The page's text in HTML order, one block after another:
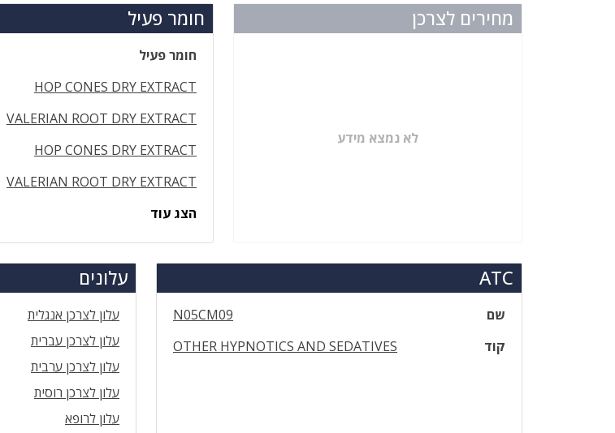
מחירים לצרכן
לא נמצא מידע
חומר פעיל
חומר פעיל
HOP CONES DRY EXTRACT
VALERIAN ROOT DRY EXTRACT
HOP CONES DRY EXTRACT
VALERIAN ROOT DRY EXTRACT
הצג עוד
ATC
שם
N05CM09
קוד
OTHER HYPNOTICS AND SEDATIVES
עלונים
עלון לצרכן אנגלית
עלון לצרכן עברית
עלון לצרכן ערבית
עלון לצרכן רוסית
עלון לרופא